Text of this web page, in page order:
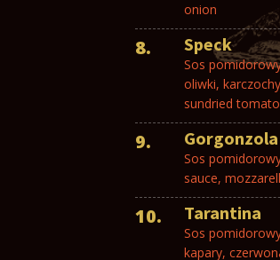
onion
8. Speck
Sos
oliwki,
sundried
9. Gorgonzola
Sos
sauce,
10. Tarantina
Sos
kapary,